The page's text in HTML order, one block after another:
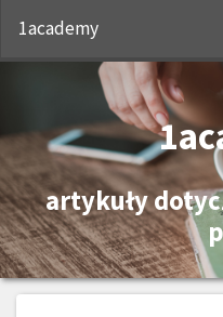
1academy
artykuły